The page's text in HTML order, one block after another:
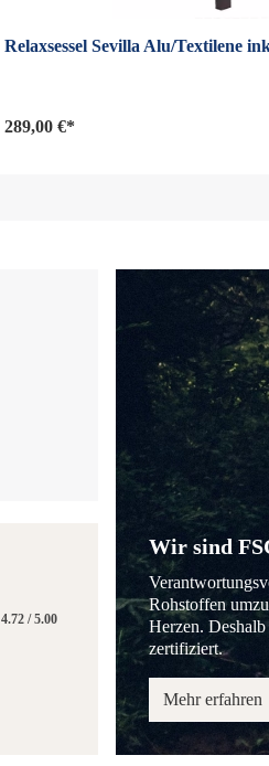
Relaxsessel Sevilla Alu/Textilene
289,00 €*
4.72 /5.00
Wir sind
Rohstoffen
Herzen.
zertifiziert.
Mehr erfahren